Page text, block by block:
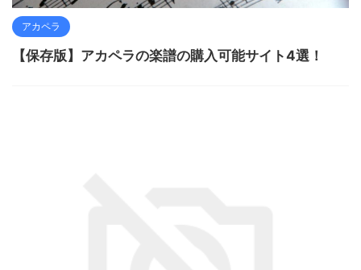
アカペラ
【保存版】アカペラの楽譜の購入可能サイト4選！